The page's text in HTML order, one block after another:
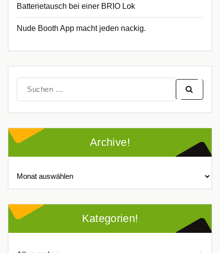
Batterietausch bei einer BRIO Lok
Nude Booth App macht jeden nackig.
nach:
Archive!
Kategorien!